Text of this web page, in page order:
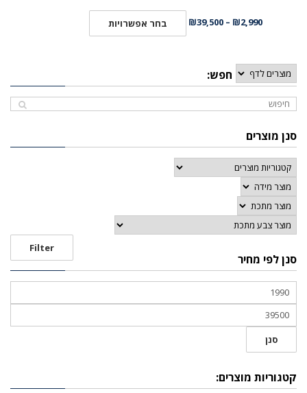
₪2,990
–
₪39,500 בחר אפשרויות
חפש:
סנן מוצרים
Filter
סנן לפי מחיר
סנן
קטגוריות מוצרים: